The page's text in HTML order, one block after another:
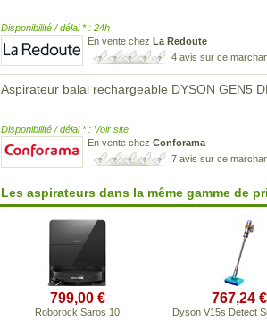
Disponibilité / délai * : 24h
En vente chez La Redoute
4 avis sur ce
Aspirateur balai rechargeable DYSON GEN5
Disponibilité / délai * : Voir site
En vente chez Conforama
7 avis sur ce
Les aspirateurs dans la même gamme de
799,00 €
Roborock Saros 10
767,24 €
Dyson V15s Detect